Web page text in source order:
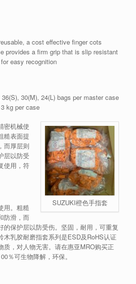
a cost effective finger cots
provides a firm grip that is slip resistant
easy recognition
30(M), 24(L) bags per master case
kg per case
SUZUKI橙色手指套
密机械使
糙表面提
而厚层则
层以防受
使用，符
用。粗糙
防滑，而
的保护层以防受伤。坚固，耐用，可重复
木乳胶耐磨指套系列是ESD及RoHS认证
质，对人物无害。请在惠亚MRO购买正
％可生物降解，环保。